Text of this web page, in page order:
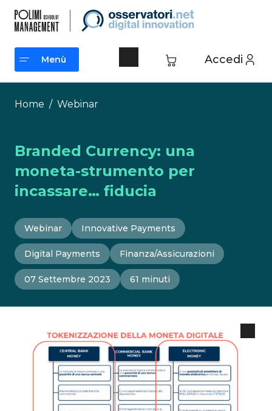
contenuto
Accedi
Menù
Menù
Home / Webinar
Branded Currency: una
moneta-strumento per
incassare… fiducia
Webinar Innovative Payments
Digital Payments Finanza/Assicurazioni
07 Settembre 2023 61 minuti